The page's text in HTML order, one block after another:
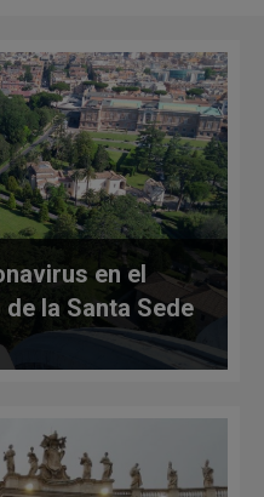
en el
la Santa Sede